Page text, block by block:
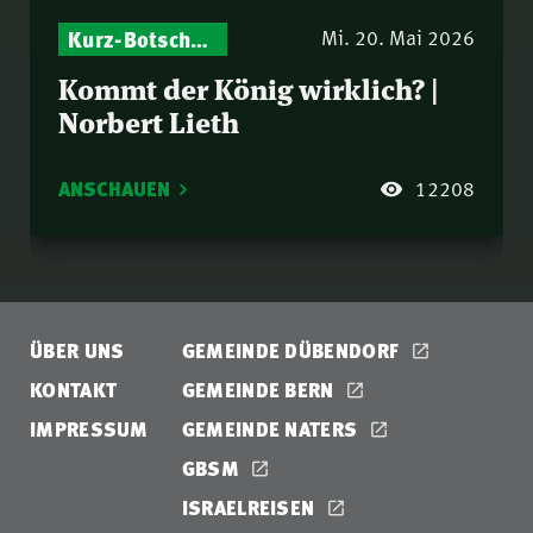
Israel – Biblische Perspektiven & aktuelle Einordnungen
Kurz-Botschaften – Biblische Impulse mit Zukunft im Blick Mi. 20. Mai 2026
Kommt der König wirklich? |
Norbert Lieth
ANSCHAUEN 12208
ÜBER UNS
KONTAKT
IMPRESSUM
GEMEINDE DÜBENDORF
GEMEINDE BERN
GEMEINDE NATERS
GBSM
ISRAELREISEN